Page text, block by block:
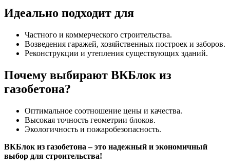
Идеально подходит для
Частного и коммерческого строительства.
Возведения гаражей, хозяйственных построек и заборов.
Реконструкции и утепления существующих зданий.
Почему выбирают ВКБлок из
газобетона?
Оптимальное соотношение цены и качества.
Высокая точность геометрии блоков.
Экологичность и пожаробезопасность.
ВКБлок из газобетона – это надежный и экономичный
выбор для строительства!